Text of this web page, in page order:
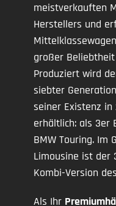
meistverkauften
Herstellers und
großer
Produziert wird
siebter
seiner Existenz in
erhältlich: als 3er
BMW Touring. Im
Limousine ist der
Kombi-Version
Als Ihr